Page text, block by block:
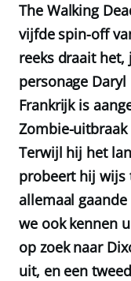
The Walking
vijfde spin-off
reeks draait
personage
Frankrijk is
Zombie-
Terwijl hij het
probeert hij wijs
allemaal
we ook kennen
op zoek naar
uit, en een